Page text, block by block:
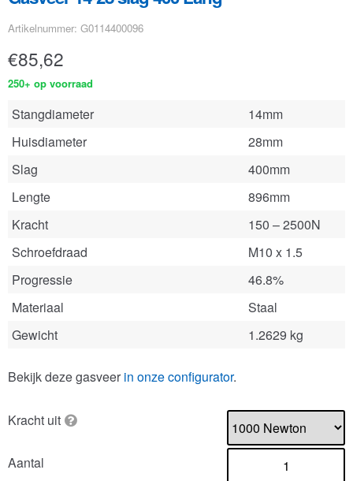
Artikelnummer: G0114400096
€85,62
250+ op voorraad
Stangdiameter
14mm
Huisdiameter
28mm
Slag
400mm
Lengte
896mm
Kracht
150 – 2500N
Schroefdraad
M10 x 1.5
Progressie
46.8%
Materiaal
Staal
Gewicht
1.2629 kg
Bekijk deze gasveer in onze configurator.
Kracht uit
Aantal